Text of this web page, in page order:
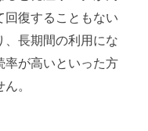
回復することもない
、長期間の利用にな
率が高いといった方
。